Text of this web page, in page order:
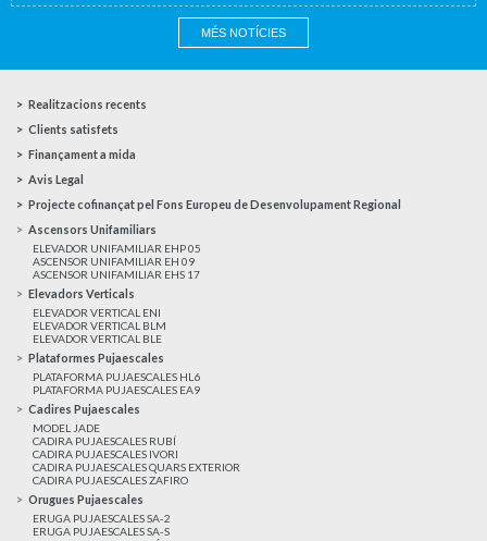
MÉS NOTÍCIES
Realitzacions recents
Clients satisfets
Finançament a mida
Avis Legal
Projecte cofinançat pel Fons Europeu de Desenvolupament Regional
Ascensors Unifamiliars
ELEVADOR UNIFAMILIAR EHP 05
ASCENSOR UNIFAMILIAR EH 09
ASCENSOR UNIFAMILIAR EHS 17
Elevadors Verticals
ELEVADOR VERTICAL ENI
ELEVADOR VERTICAL BLM
ELEVADOR VERTICAL BLE
Plataformes Pujaescales
PLATAFORMA PUJAESCALES HL6
PLATAFORMA PUJAESCALES EA9
Cadires Pujaescales
MODEL JADE
CADIRA PUJAESCALES RUBÍ
CADIRA PUJAESCALES IVORI
CADIRA PUJAESCALES QUARS EXTERIOR
CADIRA PUJAESCALES ZAFIRO
Orugues Pujaescales
ERUGA PUJAESCALES SA-2
ERUGA PUJAESCALES SA-S